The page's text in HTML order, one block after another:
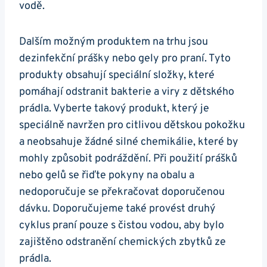
vodě.
Dalším možným produktem na trhu jsou
dezinfekční prášky nebo gely pro praní. Tyto
produkty obsahují speciální složky, které
pomáhají odstranit bakterie a viry z dětského
prádla. Vyberte takový produkt, který je
speciálně navržen pro citlivou dětskou pokožku
a neobsahuje žádné silné chemikálie, které by
mohly způsobit podráždění. Při použití prášků
nebo gelů se řiďte pokyny na obalu a
nedoporučuje se překračovat doporučenou
dávku. Doporučujeme také provést druhý
cyklus praní pouze s čistou vodou, aby bylo
zajištěno odstranění chemických zbytků ze
prádla.